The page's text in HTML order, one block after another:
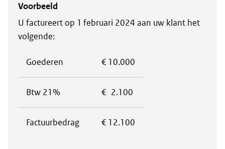
Voorbeeld
U factureert op 1 februari 2024 aan uw klant het
volgende:
Goederen € 10.000
Btw 21% € 2.100
Factuurbedrag € 12.100